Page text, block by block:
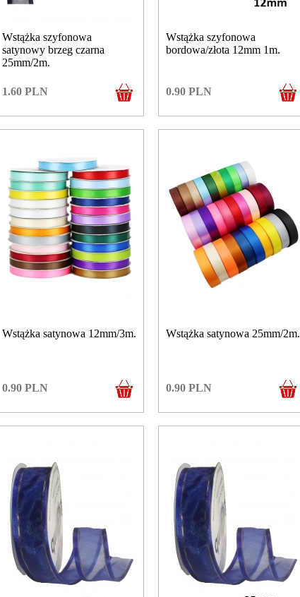
Wstążka szyfonowa
satynowy brzeg czarna
25mm/2m.
1.60 PLN
Wstążka szyfonowa
bordowa/złota 12mm 1m.
0.90 PLN
Wstążka satynowa 12mm/3m.
0.90 PLN
Wstążka satynowa 25mm/2m.
0.90 PLN